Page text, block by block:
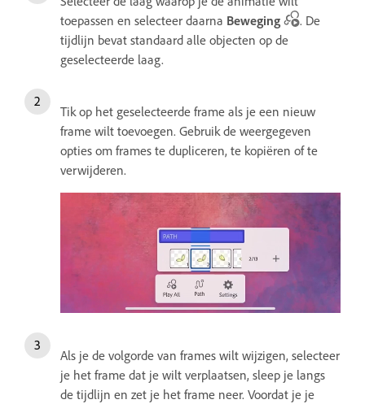
toepassen en selecteer daarna Beweging
. De
tijdlijn bevat standaard alle objecten op de
geselecteerde laag.
Tik op het geselecteerde frame als je een nieuw
frame wilt toevoegen. Gebruik de weergegeven
opties om frames te dupliceren, te kopiëren of te
verwijderen.
Als je de volgorde van frames wilt wijzigen, selecteer
je het frame dat je wilt verplaatsen, sleep je langs
de tijdlijn en zet je het frame neer. Voordat je je